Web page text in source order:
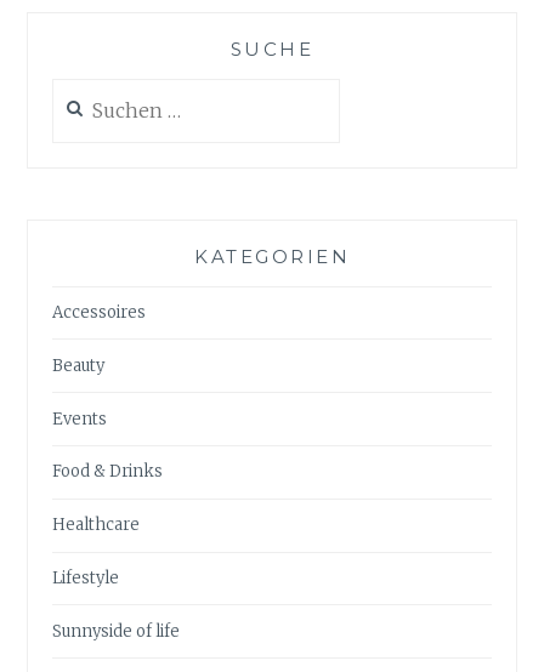
SUCHE
nach:
KATEGORIEN
Accessoires
Beauty
Events
Food & Drinks
Healthcare
Lifestyle
Sunnyside of life